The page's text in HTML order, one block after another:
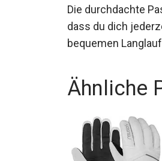
Die durchdachte
dass du dich
bequemen
Ähnliche